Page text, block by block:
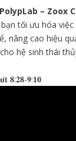
– Zoox
tối ưu hóa việc
nâng cao hiệu
hệ sinh thái
𝟖:𝟐𝟖-𝟗:𝟏𝟎